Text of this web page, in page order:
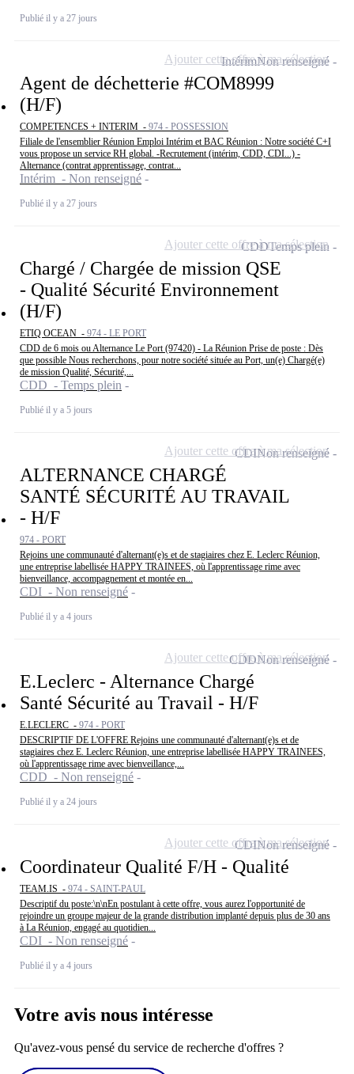
Publié il y a 27 jours
Agent de déchetterie #COM8999
(H/F)
COMPETENCES + INTERIM - 974 - POSSESSION
Filiale de l'ensemblier Réunion Emploi Intérim et BAC Réunion : Notre société C+I
vous propose un service RH global. -Recrutement (intérim, CDD, CDI...) -
Alternance (contrat apprentissage, contrat...
Intérim - Non renseigné
Publié il y a 27 jours
IntérimNon renseigné
Ajouter cette offre à ma sélection
Chargé / Chargée de mission QSE
- Qualité Sécurité Environnement
(H/F)
ETIQ OCEAN - 974 - LE PORT
CDD de 6 mois ou Alternance Le Port (97420) - La Réunion Prise de poste : Dès
que possible Nous recherchons, pour notre société située au Port, un(e) Chargé(e)
de mission Qualité, Sécurité,...
CDD - Temps plein
Publié il y a 5 jours
CDDTemps plein
Ajouter cette offre à ma sélection
ALTERNANCE CHARGÉ
SANTÉ SÉCURITÉ AU TRAVAIL
- H/F
974 - PORT
Rejoins une communauté d'alternant(e)s et de stagiaires chez E. Leclerc Réunion,
une entreprise labellisée HAPPY TRAINEES, où l'apprentissage rime avec
bienveillance, accompagnement et montée en...
CDI - Non renseigné
Publié il y a 4 jours
CDINon renseigné
Ajouter cette offre à ma sélection
E.Leclerc - Alternance Chargé
Santé Sécurité au Travail - H/F
E.LECLERC - 974 - PORT
DESCRIPTIF DE L'OFFRE Rejoins une communauté d'alternant(e)s et de
stagiaires chez E. Leclerc Réunion, une entreprise labellisée HAPPY TRAINEES,
où l'apprentissage rime avec bienveillance,...
CDD - Non renseigné
Publié il y a 24 jours
CDDNon renseigné
Ajouter cette offre à ma sélection
Coordinateur Qualité F/H - Qualité
TEAM.IS - 974 - SAINT-PAUL
Descriptif du poste:\n\nEn postulant à cette offre, vous aurez l'opportunité de
rejoindre un groupe majeur de la grande distribution implanté depuis plus de 30 ans
à La Réunion, engagé au quotidien...
CDI - Non renseigné
Publié il y a 4 jours
CDINon renseigné
Ajouter cette offre à ma sélection
Votre avis nous intéresse
Qu'avez-vous pensé du service de recherche d'offres ?